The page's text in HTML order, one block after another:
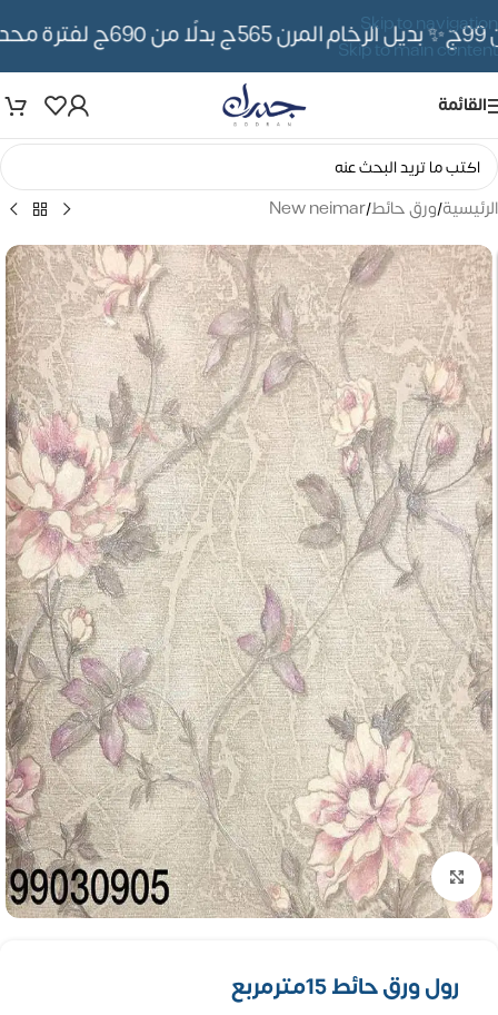
Skip to navigation
Skip to main content
✨ بديل الرخام المرن 565ج بدلًا من 690ج لفترة محدوده
القائمة
الرئيسية/ورق حائط/
New neimar
تكبير الصورة
رول ورق حائط 15مترمربع